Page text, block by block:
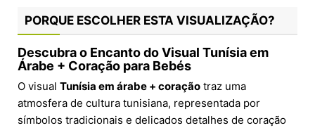
PORQUE ESCOLHER ESTA VISUALIZAÇÃO?
Descubra o Encanto do Visual Tunísia em
Árabe + Coração para Bebés
O visual Tunísia em árabe + coração traz uma
atmosfera de cultura tunisiana, representada por
símbolos tradicionais e delicados detalhes de coração